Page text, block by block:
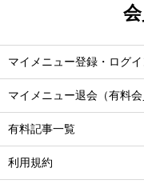
マイメニュー登録・ログイ
マイメニュー退会（有料会
有料記事一覧
利用規約